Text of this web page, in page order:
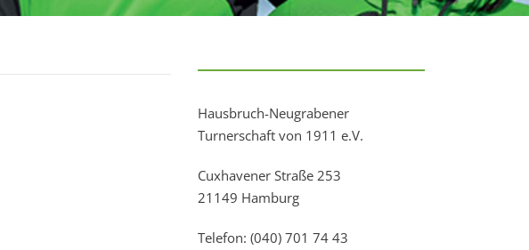
Hausbruch-Neugrabener
Turnerschaft von 1911 e.V.
Cuxhavener Straße 253
21149 Hamburg
Telefon: (040) 701 74 43